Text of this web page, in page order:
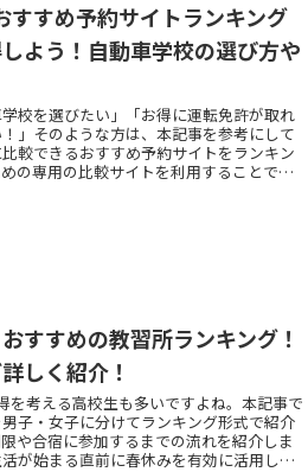
すすめ予約サイトランキング
よう！自動車学校の選び方や
校を選びたい」「お得に運転免許が取れ
」そのような方は、本記事を参考にして
較できるおすすめ予約サイトをランキン
の専用の比較サイトを利用することで、
すすめの教習所ランキング！
しく紹介！
考える高校生も多いですよね。本記事で
子・女子に分けてランキング形式で紹介
や合宿に参加するまでの流れを紹介しま
が始まる直前に春休みを有効に活用し